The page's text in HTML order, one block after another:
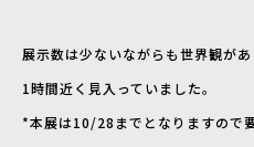
展示数は少ないながらも世界観が
1時間近く見入っていました。
*本展は10/28までとなりますので